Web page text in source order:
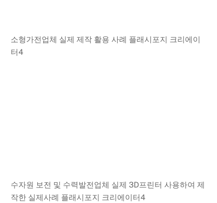
소형가전업체 실제 제작 활용 사례 플래시포지 크리에이
터4
수자원 보전 및 수력발전업체 실제 3D프린터 사용하여 제
작한 실제사례 플래시포지 크리에이터4